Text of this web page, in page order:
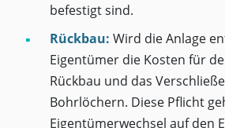
befestigt sind.
Rückbau: Wird die Anlage
Eigentümer die Kosten für
Rückbau und das
Bohrlöchern. Diese Pflicht
Eigentümerwechsel auf den